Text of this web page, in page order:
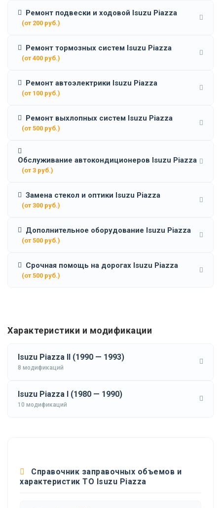
Ремонт подвески и ходовой Isuzu Piazza
(от 200 руб.)
Ремонт тормозных систем Isuzu Piazza
(от 400 руб.)
Ремонт автоэлектрики Isuzu Piazza
(от 100 руб.)
Ремонт выхлопных систем Isuzu Piazza
(от 500 руб.)
Обслуживание автокондиционеров Isuzu Piazza
(от 3 руб.)
Замена стекол и оптики Isuzu Piazza
(от 300 руб.)
Дополнительное оборудование Isuzu Piazza
(от 500 руб.)
Срочная помощь на дорогах Isuzu Piazza
(от 500 руб.)
Характеристики и модификации
Isuzu Piazza II (1990 — 1993)
8 модификаций
Isuzu Piazza I (1980 — 1990)
10 модификаций
Справочник заправочных объемов и
характеристик ТО Isuzu Piazza